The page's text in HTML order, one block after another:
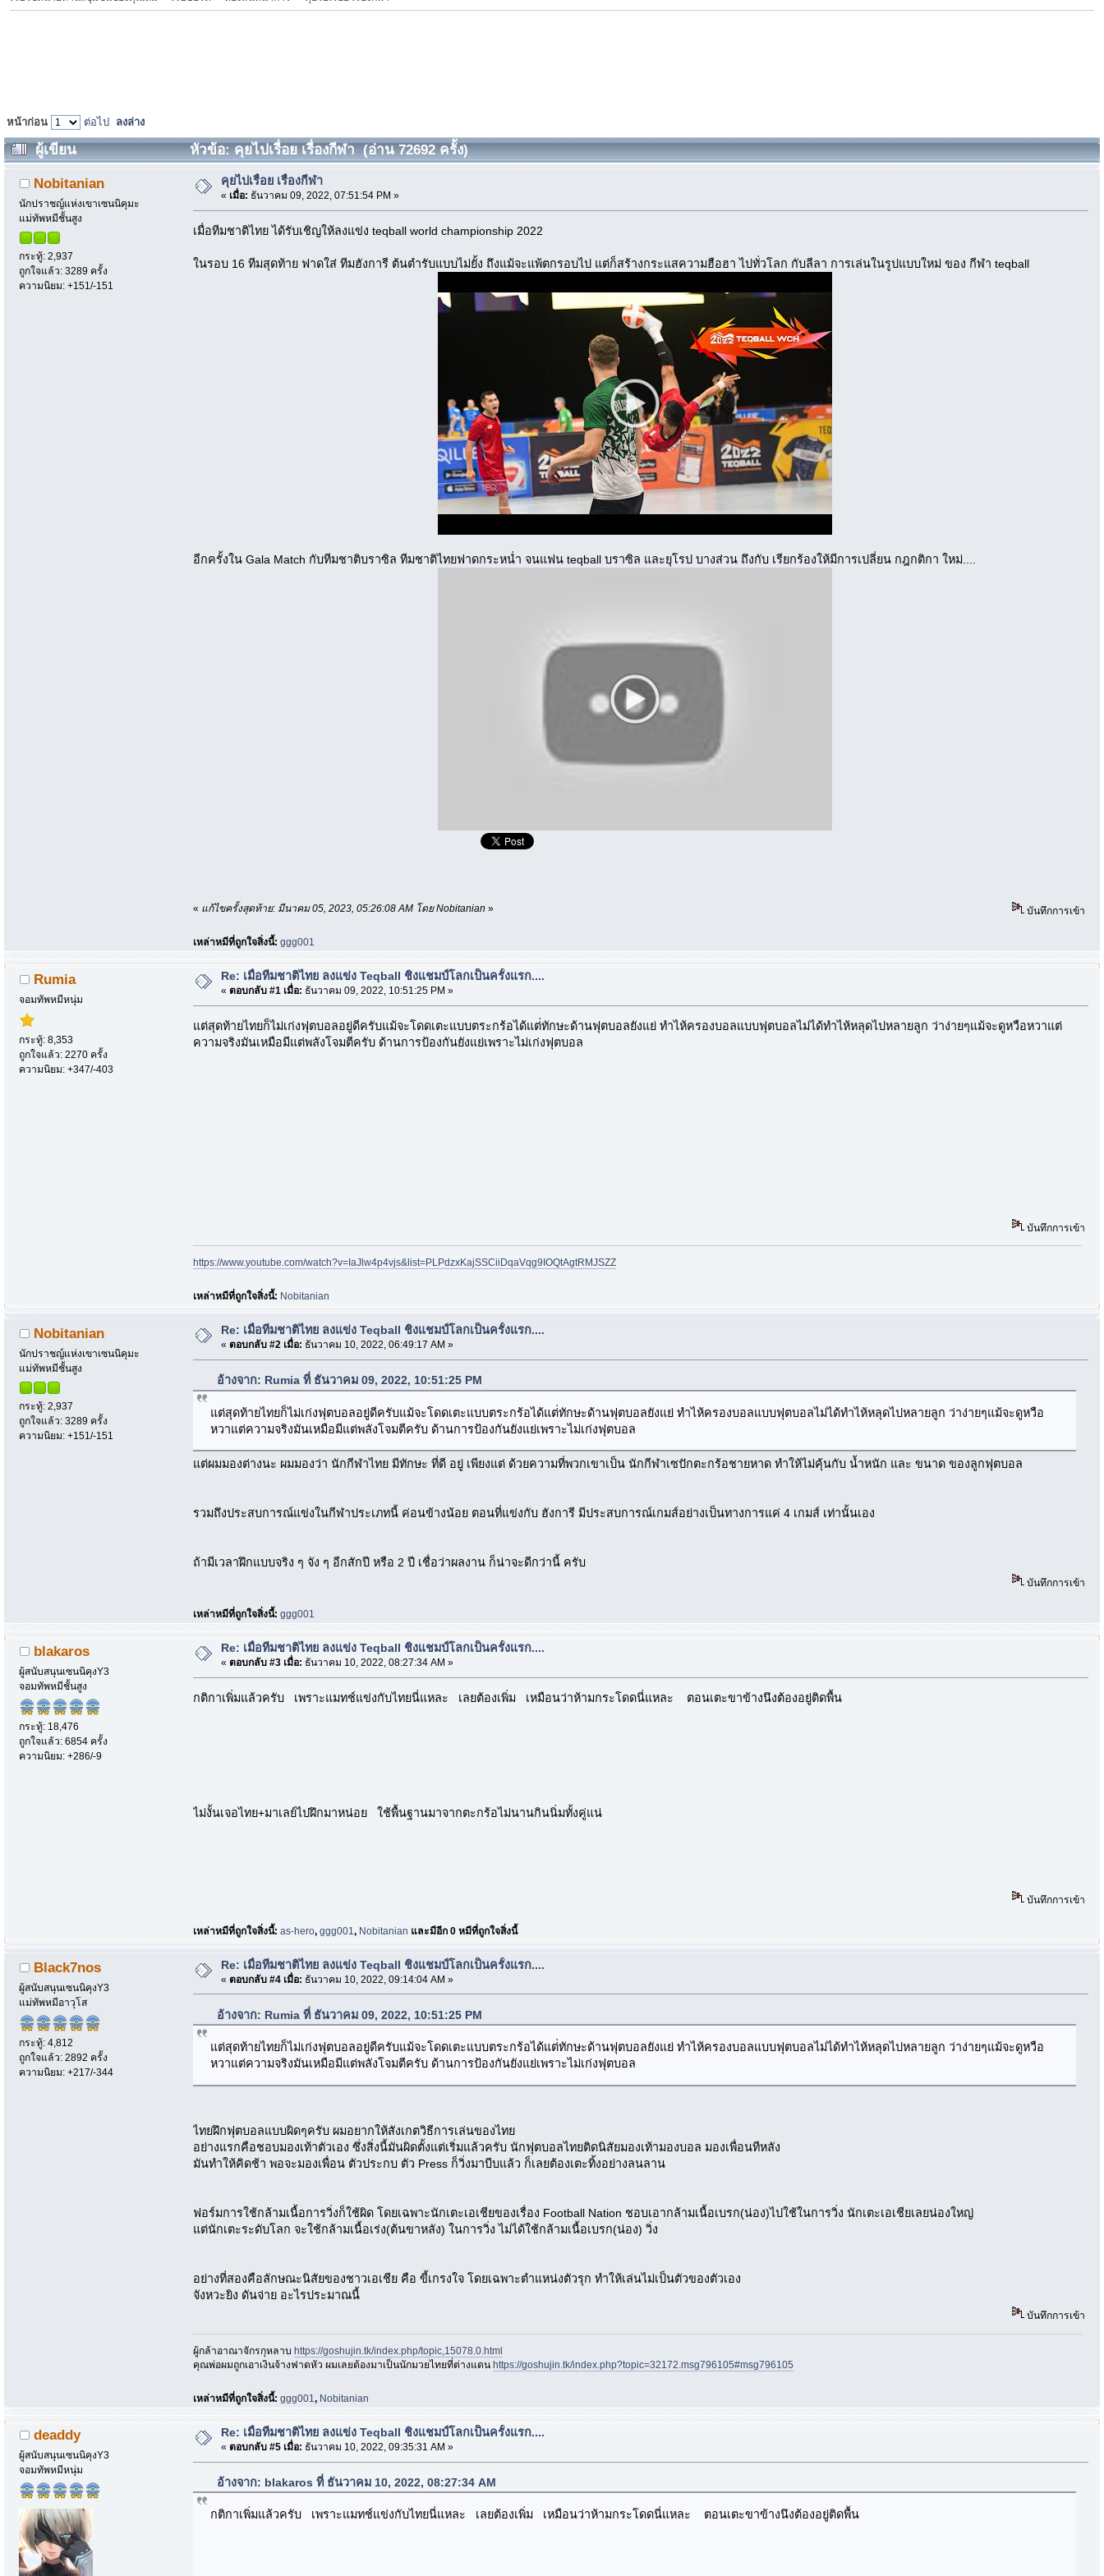
หน้าก่อน ต่อไป ลงล่าง
ผู้เขียน หัวข้อ: คุยไปเรื่อย เรื่องกีฬา (อ่าน 72692 ครั้ง)
Nobitanian
นักปราชญ์แห่งเขาเซนนิคุมะ
แม่ทัพหมีชั้นสูง
กระทู้: 2,937
ถูกใจแล้ว: 3289 ครั้ง
ความนิยม: +151/-151
คุยไปเรื่อย เรื่องกีฬา
« เมื่อ: ธันวาคม 09, 2022, 07:51:54 PM »
เมื่อทีมชาติไทย ได้รับเชิญให้ลงแข่ง teqball world championship 2022
ในรอบ 16 ทีมสุดท้าย ฟาดใส่ ทีมฮังการี ต้นตำรับแบบไม่ยั้ง ถึงแม้จะแพ้ตกรอบไป แต่ก็สร้างกระแสความฮือฮา ไปทั่วโลก กับลีลา การเล่นในรูปแบบใหม่ ของ กีฬา teqball
อีกครั้งใน Gala Match กับทีมชาติบราซิล ทีมชาติไทยฟาดกระหน่ำ จนแฟน teqball บราซิล และยุโรป บางส่วน ถึงกับ เรียกร้องให้มีการเปลี่ยน กฎกติกา ใหม่....
« แก้ไขครั้งสุดท้าย: มีนาคม 05, 2023, 05:26:08 AM โดย Nobitanian » บันทึกการเข้า
เหล่าหมีที่ถูกใจสิ่งนี้:ggg001
Rumia
จอมทัพหมีหนุ่ม
กระทู้: 8,353
ถูกใจแล้ว: 2270 ครั้ง
ความนิยม: +347/-403
Re: เมื่อทีมชาติไทย ลงแข่ง Teqball ชิงแชมป์โลกเป็นครั้งแรก....
« ตอบกลับ #1 เมื่อ: ธันวาคม 09, 2022, 10:51:25 PM »
แต่สุดท้ายไทยก็ไม่เก่งฟุตบอลอยู่ดีครับแม้จะโดดเตะแบบตระกร้อได้แต่่ทักษะด้านฟุตบอลยังแย่ ทำไห้ครองบอลแบบฟุตบอลไม่ได้ทำไห้หลุดไปหลายลูก ว่าง่ายๆแม้จะดูหวือหวาแต่
ความจริงมันเหมือมีแต่พลังโจมตีครับ ด้านการป้องกันยังแย่เพราะไม่เก่งฟุตบอล
บันทึกการเข้า
https://www.youtube.com/watch?v=IaJlw4p4vjs&list=PLPdzxKajSSCiiDqaVqg9IOQtAgtRMJSZZ
เหล่าหมีที่ถูกใจสิ่งนี้: Nobitanian
Nobitanian
นักปราชญ์แห่งเขาเซนนิคุมะ
แม่ทัพหมีชั้นสูง
กระทู้: 2,937
ถูกใจแล้ว: 3289 ครั้ง
ความนิยม: +151/-151
Re: เมื่อทีมชาติไทย ลงแข่ง Teqball ชิงแชมป์โลกเป็นครั้งแรก....
« ตอบกลับ #2 เมื่อ: ธันวาคม 10, 2022, 06:49:17 AM »
อ้างจาก: Rumia ที่ ธันวาคม 09, 2022, 10:51:25 PM
แต่สุดท้ายไทยก็ไม่เก่งฟุตบอลอยู่ดีครับแม้จะโดดเตะแบบตระกร้อได้แต่่ทักษะด้านฟุตบอลยังแย่ ทำไห้ครองบอลแบบฟุตบอลไม่ได้ทำไห้หลุดไปหลายลูก ว่าง่ายๆแม้จะดูหวือ
หวาแต่ความจริงมันเหมือมีแต่พลังโจมตีครับ ด้านการป้องกันยังแย่เพราะไม่เก่งฟุตบอล
แต่ผมมองต่างนะ ผมมองว่า นักกีฬาไทย มีทักษะ ที่ดี อยู่ เพียงแต่ ด้วยความที่พวกเขาเป็น นักกีฬาเซปักตะกร้อชายหาด ทำให้ไม่คุ้นกับ น้ำหนัก และ ขนาด ของลูกฟุตบอล
รวมถึงประสบการณ์แข่งในกีฬาประเภทนี้ ค่อนข้างน้อย ตอนที่แข่งกับ ฮังการี มีประสบการณ์เกมส์อย่างเป็นทางการแค่ 4 เกมส์ เท่านั้นเอง
ถ้ามีเวลาฝึกแบบจริง ๆ จัง ๆ อีกสักปี หรือ 2 ปี เชื่อว่าผลงาน ก็น่าจะดีกว่านี้ ครับ
บันทึกการเข้า
เหล่าหมีที่ถูกใจสิ่งนี้:ggg001
blakaros
ผู้สนับสนุนเซนนิคุงY3
จอมทัพหมีชั้นสูง
กระทู้: 18,476
ถูกใจแล้ว: 6854 ครั้ง
ความนิยม: +286/-9
Re: เมื่อทีมชาติไทย ลงแข่ง Teqball ชิงแชมป์โลกเป็นครั้งแรก....
« ตอบกลับ #3 เมื่อ: ธันวาคม 10, 2022, 08:27:34 AM »
กติกาเพิ่มแล้วครับ เพราะแมทช์แข่งกับไทยนี่แหละ เลยต้องเพิ่ม เหมือนว่าห้ามกระโดดนี่แหละ ตอนเตะขาข้างนึงต้องอยู่ติดพื้น
ไม่งั้นเจอไทย+มาเลย์ไปฝึกมาหน่อย ใช้พื้นฐานมาจากตะกร้อไม่นานกินนิ่มทั้งคู่แน่
บันทึกการเข้า
เหล่าหมีที่ถูกใจสิ่งนี้:as-hero,ggg001, Nobitanian และมีอีก 0 หมีที่ถูกใจสิ่งนี้
Black7nos
ผู้สนับสนุนเซนนิคุงY3
แม่ทัพหมีอาวุโส
กระทู้: 4,812
ถูกใจแล้ว: 2892 ครั้ง
ความนิยม: +217/-344
Re: เมื่อทีมชาติไทย ลงแข่ง Teqball ชิงแชมป์โลกเป็นครั้งแรก....
« ตอบกลับ #4 เมื่อ: ธันวาคม 10, 2022, 09:14:04 AM »
อ้างจาก: Rumia ที่ ธันวาคม 09, 2022, 10:51:25 PM
แต่สุดท้ายไทยก็ไม่เก่งฟุตบอลอยู่ดีครับแม้จะโดดเตะแบบตระกร้อได้แต่่ทักษะด้านฟุตบอลยังแย่ ทำไห้ครองบอลแบบฟุตบอลไม่ได้ทำไห้หลุดไปหลายลูก ว่าง่ายๆแม้จะดูหวือ
หวาแต่ความจริงมันเหมือมีแต่พลังโจมตีครับ ด้านการป้องกันยังแย่เพราะไม่เก่งฟุตบอล
ไทยฝึกฟุตบอลแบบผิดๆครับ ผมอยากให้สังเกตวิธีการเล่นของไทย
อย่างแรกคือชอบมองเท้าตัวเอง ซึ่งสิ่งนี้มันผิดตั้งแต่เริ่มแล้วครับ นักฟุตบอลไทยติดนิสัยมองเท้ามองบอล มองเพื่อนทีหลัง
มันทำให้คิดช้า พอจะมองเพื่อน ตัวประกบ ตัว Press ก็วิ่งมาบีบแล้ว ก็เลยต้องเตะทิ้งอย่างลนลาน
ฟอร์มการใช้กล้ามเนื้อการวิ่งก็ใช้ผิด โดยเฉพาะนักเตะเอเชียของเรื่อง Football Nation ชอบเอากล้ามเนื้อเบรก(น่อง)ไปใช้ในการวิ่ง นักเตะเอเชียเลยน่องใหญ่
แต่นักเตะระดับโลก จะใช้กล้ามเนื้อเร่ง(ต้นขาหลัง) ในการวิ่ง ไม่ได้ใช้กล้ามเนื้อเบรก(น่อง) วิ่ง
อย่างที่สองคือลักษณะนิสัยของชาวเอเชีย คือ ขี้เกรงใจ โดยเฉพาะตำแหน่งตัวรุก ทำให้เล่นไม่เป็นตัวของตัวเอง
จังหวะยิง ดันจ่าย อะไรประมาณนี้
บันทึกการเข้า
ผู้กล้าอาณาจักรกุหลาบ https://goshujin.tk/index.php/topic,15078.0.html
ึคุณพ่อผมถูกเอาเงินจ้างฟาดหัว ผมเลยต้องมาเป็นนักมวยไทยที่ต่างแดน https://goshujin.tk/index.php?topic=32172.msg796105#msg796105
เหล่าหมีที่ถูกใจสิ่งนี้:ggg001, Nobitanian
deaddy
ผู้สนับสนุนเซนนิคุงY3
จอมทัพหมีหนุ่ม
Re: เมื่อทีมชาติไทย ลงแข่ง Teqball ชิงแชมป์โลกเป็นครั้งแรก....
« ตอบกลับ #5 เมื่อ: ธันวาคม 10, 2022, 09:35:31 AM »
อ้างจาก: blakaros ที่ ธันวาคม 10, 2022, 08:27:34 AM
กติกาเพิ่มแล้วครับ เพราะแมทช์แข่งกับไทยนี่แหละ เลยต้องเพิ่ม เหมือนว่าห้ามกระโดดนี่แหละ ตอนเตะขาข้างนึงต้องอยู่ติดพื้น